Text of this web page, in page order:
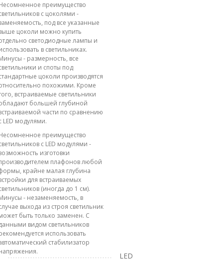
преимущество
с цоколями -
под все указанные
цоколи можно купить
светодиодные лампы и
в светильниках.
- размерность, все
и споты под
цоколи производятся
похожими. Кроме
встраиваемые светильники
большей глубиной
части по сравнению
LED модулями.
преимущество
с LED модулями -
изготовки
плафонов любой
крайне малая глубина
для встраиваемых
(иногда до 1 см).
- незаменяемость, в
выхода из строя светильник
быть только заменен. С
видом светильников
использовать
стабилизатор
LED